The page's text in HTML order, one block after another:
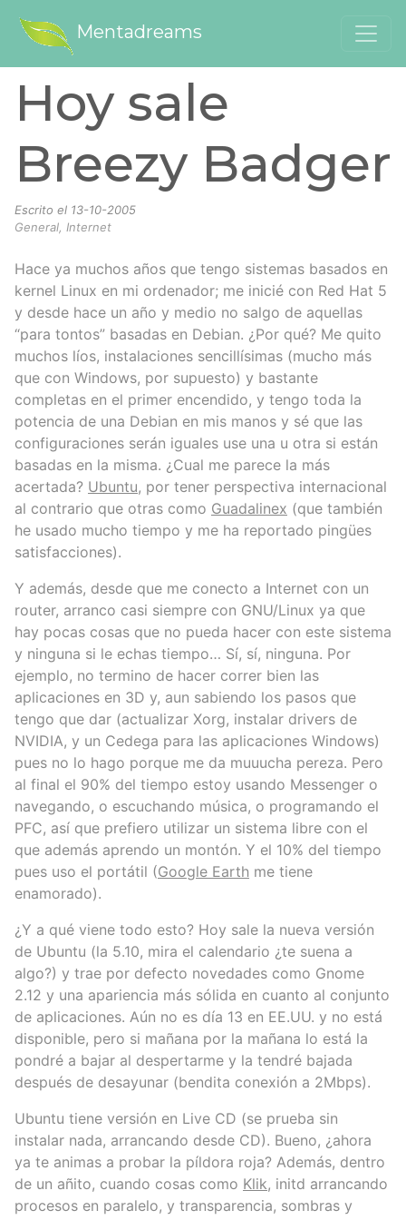
Mentadreams
Hoy sale
Breezy Badger
Escrito el 13-10-2005
General, Internet
Hace ya muchos años que tengo sistemas basados en
kernel Linux en mi ordenador; me inicié con Red Hat 5
y desde hace un año y medio no salgo de aquellas
“para tontos” basadas en Debian. ¿Por qué? Me quito
muchos líos, instalaciones sencillísimas (mucho más
que con Windows, por supuesto) y bastante
completas en el primer encendido, y tengo toda la
potencia de una Debian en mis manos y sé que las
configuraciones serán iguales use una u otra si están
basadas en la misma. ¿Cual me parece la más
acertada? Ubuntu, por tener perspectiva internacional
al contrario que otras como Guadalinex (que también
he usado mucho tiempo y me ha reportado pingües
satisfacciones).
Y además, desde que me conecto a Internet con un
router, arranco casi siempre con GNU/Linux ya que
hay pocas cosas que no pueda hacer con este sistema
y ninguna si le echas tiempo… Sí, sí, ninguna. Por
ejemplo, no termino de hacer correr bien las
aplicaciones en 3D y, aun sabiendo los pasos que
tengo que dar (actualizar Xorg, instalar drivers de
NVIDIA, y un Cedega para las aplicaciones Windows)
pues no lo hago porque me da muuucha pereza. Pero
al final el 90% del tiempo estoy usando Messenger o
navegando, o escuchando música, o programando el
PFC, así que prefiero utilizar un sistema libre con el
que además aprendo un montón. Y el 10% del tiempo
pues uso el portátil (Google Earth me tiene
enamorado).
¿Y a qué viene todo esto? Hoy sale la nueva versión
de Ubuntu (la 5.10, mira el calendario ¿te suena a
algo?) y trae por defecto novedades como Gnome
2.12 y una apariencia más sólida en cuanto al conjunto
de aplicaciones. Aún no es día 13 en EE.UU. y no está
disponible, pero si mañana por la mañana lo está la
pondré a bajar al despertarme y la tendré bajada
después de desayunar (bendita conexión a 2Mbps).
Ubuntu tiene versión en Live CD (se prueba sin
instalar nada, arrancando desde CD). Bueno, ¿ahora
ya te animas a probar la píldora roja? Además, dentro
de un añito, cuando cosas como Klik, initd arrancando
procesos en paralelo, y transparencia, sombras y